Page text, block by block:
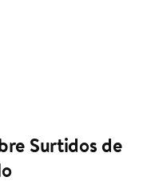
Surtidos de